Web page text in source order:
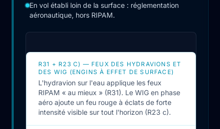
En vol établi loin de la surface : réglementation
aéronautique, hors RIPAM.
R31 + R23 C) — FEUX DES HYDRAVIONS ET
DES WIG (ENGINS À EFFET DE SURFACE)
L'hydravion sur l'eau applique les feux
RIPAM « au mieux » (R31). Le WIG en phase
aéro ajoute un feu rouge à éclats de forte
intensité visible sur tout l'horizon (R23 c).